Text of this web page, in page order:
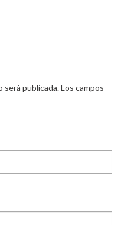
será publicada.Los campos